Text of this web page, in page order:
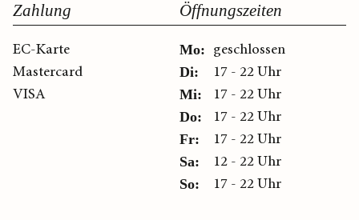
Zahlung
EC-Karte
Mastercard
VISA
Öffnungszeiten
Mo: geschlossen
Di: 17 - 22 Uhr
Mi: 17 - 22 Uhr
Do: 17 - 22 Uhr
Fr: 17 - 22 Uhr
Sa: 12 - 22 Uhr
So: 17 - 22 Uhr